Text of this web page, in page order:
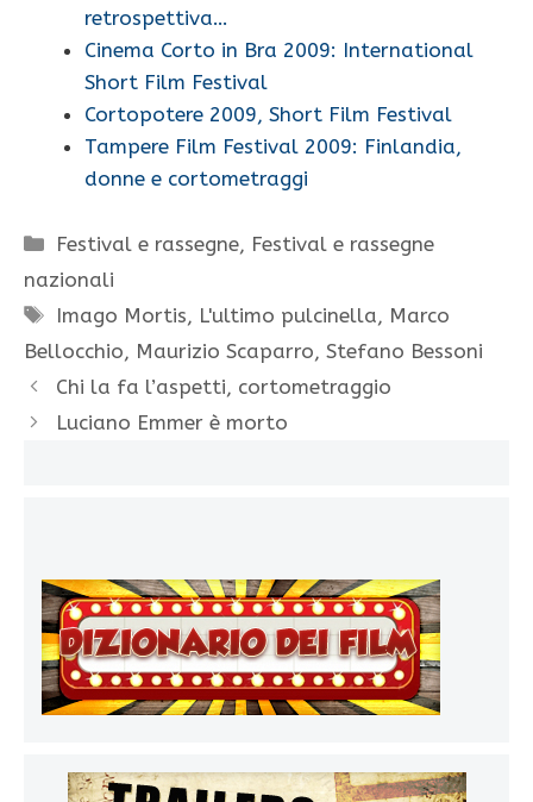
retrospettiva…
Cinema Corto in Bra 2009: International
Short Film Festival
Cortopotere 2009, Short Film Festival
Tampere Film Festival 2009: Finlandia,
donne e cortometraggi
Categorie
Festival e rassegne, Festival e rassegne
nazionali
Tag
Imago Mortis, L'ultimo pulcinella, Marco
Bellocchio, Maurizio Scaparro, Stefano Bessoni
Chi la fa l’aspetti, cortometraggio
Luciano Emmer è morto